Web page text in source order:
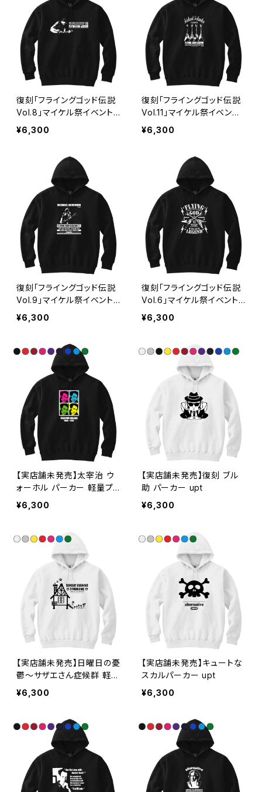
復刻「フライングゴッド伝説
Vol.8」マイケル祭イベントＴ
シャツ パーカー 軽量プルパ
ーカー upt
¥6,300
復刻「フライングゴッド伝説
Vol.11」マイケル祭イベント
パーカー 軽量プルパーカー
upt
¥6,300
復刻「フライングゴッド伝説
Vol.9」マイケル祭イベント
パーカー 軽量プルパーカー
upt
¥6,300
復刻「フライングゴッド伝説
Vol.6」マイケル祭イベント
パーカー 軽量プルパーカー
upt
¥6,300
【実店舗未発売】太宰治 ウ
ォーホル パーカー 軽量プ
ルパーカー upt
¥6,300
【実店舗未発売】復刻 ブル
助 パーカー upt
¥6,300
【実店舗未発売】日曜日の憂
鬱〜サザエさん症候群 軽量
プルパーカー upt
¥6,300
【実店舗未発売】キュートな
スカルパーカー upt
¥6,300